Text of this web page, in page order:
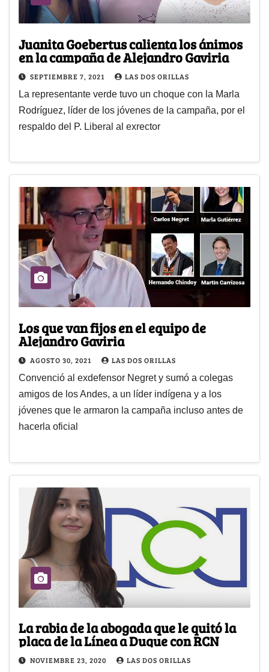
Juanita Goebertus calienta los ánimos
en la campaña de Alejandro Gaviria
SEPTIEMBRE 7, 2021 LAS DOS ORILLAS
La representante verde tuvo un choque con la Marla
Rodríguez, líder de los jóvenes de la campaña, por el
respaldo del P. Liberal al exrector
Los que van fijos en el equipo de
Alejandro Gaviria
AGOSTO 30, 2021 LAS DOS ORILLAS
Convenció al exdefensor Negret y sumó a colegas
amigos de los Andes, a un líder indígena y a los
jóvenes que le armaron la campaña incluso antes de
hacerla oficial
La rabia de la abogada que le quitó la
placa de la Línea a Duque con RCN
NOVIEMBRE 23, 2020 LAS DOS ORILLAS